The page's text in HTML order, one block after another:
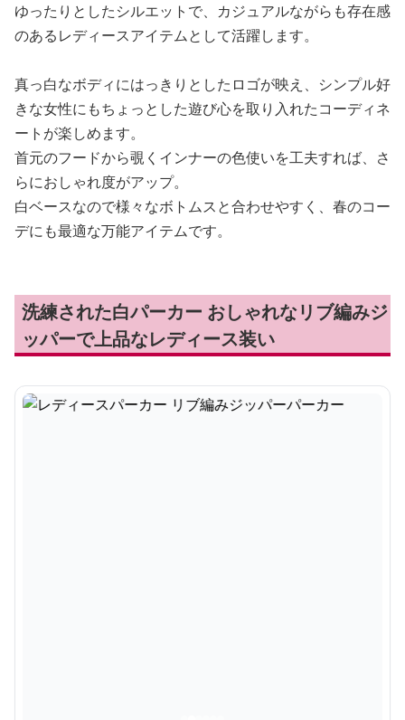
ゆったりとしたシルエットで、カジュアルながらも存在感
のあるレディースアイテムとして活躍します。
真っ白なボディにはっきりとしたロゴが映え、シンプル好
きな女性にもちょっとした遊び心を取り入れたコーディネ
ートが楽しめます。
首元のフードから覗くインナーの色使いを工夫すれば、さ
らにおしゃれ度がアップ。
白ベースなので様々なボトムスと合わせやすく、春のコー
デにも最適な万能アイテムです。
洗練された白パーカー おしゃれなリブ編みジ
ッパーで上品なレディース装い